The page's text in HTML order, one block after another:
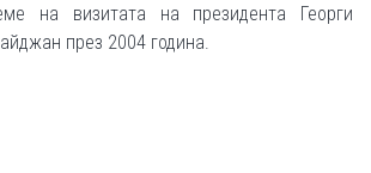
на визитата на президента Георги
през 2004 година.